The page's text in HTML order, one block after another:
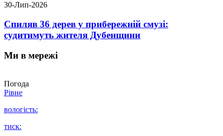
30-Лип-2026
Спиляв 36 дерев у прибережній смузі:
судитимуть жителя Дубенщини
Ми в мережі
Погода
Рівне
вологість:
тиск: